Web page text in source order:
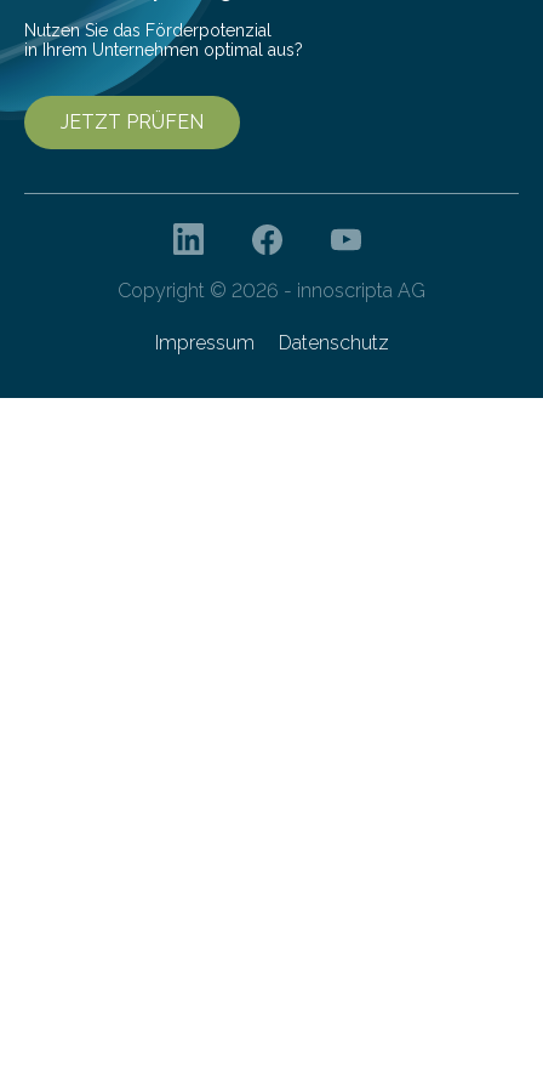
von 20…
Nutzen Sie das Förderpotenzial
in Ihrem Unternehmen optimal aus?
JETZT PRÜFEN
Copyright © 2026 - innoscripta AG
Impressum Datenschutz